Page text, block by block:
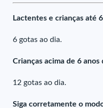
Lactentes e crianças até
6 gotas ao dia.
Crianças acima de 6 anos
12 gotas ao dia.
Siga corretamente o